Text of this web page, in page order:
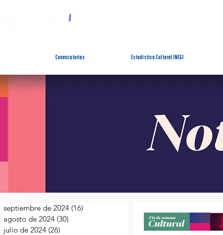
Convocatorias Estadística Cultural INEGI
septiembre de 2024 (16)
agosto de 2024 (30)
julio de 2024 (26)